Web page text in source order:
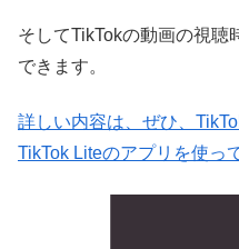
そしてTikTokの動画の視聴
できます。
詳しい内容は、ぜひ、
TikTok Liteのアプリを使っ